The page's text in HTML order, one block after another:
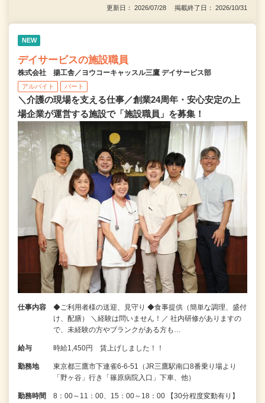
更新日： 2026/07/28 掲載終了日： 2026/10/31
NEW
デイサービスの施設職員
株式会社 揚工舎／ヨウコーキャッスル三鷹 デイサービス部
アルバイト パート
＼介護の現場を支える仕事／創業24周年・安心安定の上
場企業が運営する施設で「施設職員」を募集！
仕事内容
◆ご利用者様の送迎、見守り ◆食事提供（簡単な調理、盛付
け、配膳） ＼経験は問いません！／ 社内研修がありますの
で、未経験の方やブランクがある方も…
給与 時給1,450円 賃上げしました！！
勤務地
東京都三鷹市下連雀6-6-51（JR三鷹駅南口8番乗り場より
「野ヶ谷」行き「篠原病院入口」下車、他）
勤務時間 8：00～11：00、15：00～18：00 【30分程度変動有り】